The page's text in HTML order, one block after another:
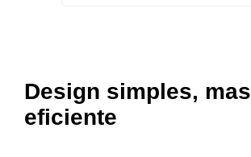
Design simples, mas
eficiente